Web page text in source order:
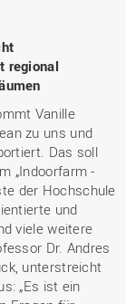
regional
Vanille
zu uns und
Das soll
„Indoorfarm -
der Hochschule
und
viele weitere
Dr. Andres
unterstreicht
„Es ist ein